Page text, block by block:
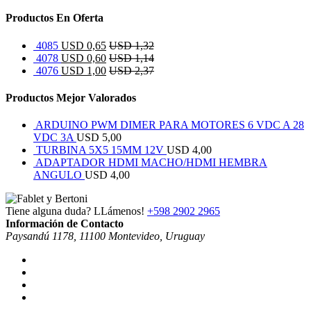
Productos En Oferta
4085 USD 0,65 USD1,32
4078 USD 0,60 USD1,14
4076 USD 1,00 USD2,37
Productos Mejor Valorados
ARDUINO PWM DIMER PARA MOTORES 6 VDC A 28
VDC 3A USD 5,00
TURBINA 5X5 15MM 12V USD 4,00
ADAPTADOR HDMI MACHO/HDMI HEMBRA
ANGULO USD 4,00
Tiene alguna duda? LLámenos! +598 2902 2965
Información de Contacto
Paysandú 1178, 11100 Montevideo, Uruguay